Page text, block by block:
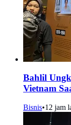
Bahlil
Vietnam
Bisnis•12 jam